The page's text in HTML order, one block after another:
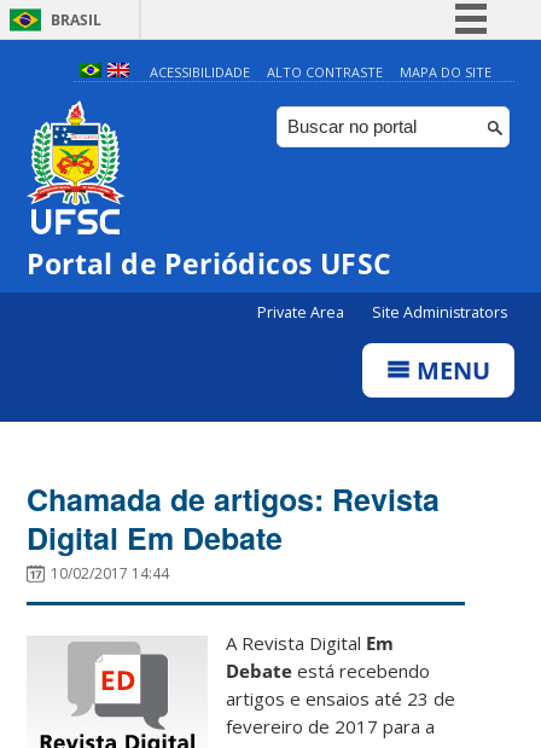
BRASIL
Simplifique!
Comunica BR
Participe
Canais
ACESSIBILIDADE ALTO CONTRASTE MAPA DO SITE
Portal de Periódicos UFSC
Private Area Site Administrators
MENU
Chamada de artigos: Revista
Digital Em Debate
10/02/2017 14:44
A Revista Digital Em
Debate está recebendo
artigos e ensaios até 23 de
fevereiro de 2017 para a